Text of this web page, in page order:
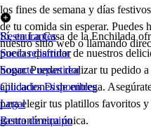
los fines de semana y días
de tu comida sin esperar. Puedes
nuestro sitio web o llamando
Sí, en La Casa de la Enchilada
puedas disfrutar de nuestros
hogar. Puedes realizar tu pedido
aplicaciones de entrega.
para elegir tus platillos favoritos
gastronómica única.
Restaurantes
Socio repartidor
Soporte repartidor
Ciudades Disponibles
Legal
Renta de equipo